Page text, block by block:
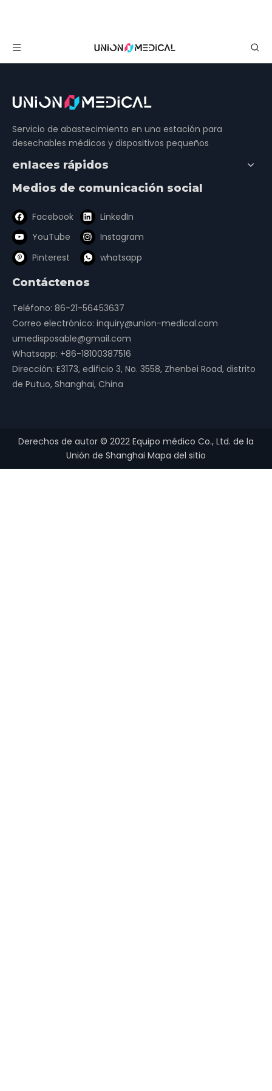
Servicio de abastecimiento en una estación para
desechables médicos y dispositivos pequeños
enlaces rápidos
Medios de comunicación social
Facebook
LinkedIn
YouTube
Instagram
Pinterest
whatsapp
Contáctenos
Teléfono: 86-21-56453637
Correo electrónico: inquiry@union-medical.com
umedisposable@gmail.com
Whatsapp: +86-18100387516
Dirección: E3173, edificio 3, No. 3558, Zhenbei Road, distrito
de Putuo, Shanghai, China
Derechos de autor © 2022 Equipo médico Co., Ltd. de la
Unión de Shanghai Mapa del sitio